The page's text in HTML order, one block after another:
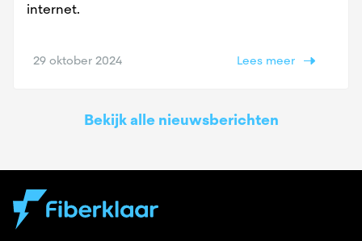
internet.
29 oktober 2024 Lees meer
Bekijk alle nieuwsberichten